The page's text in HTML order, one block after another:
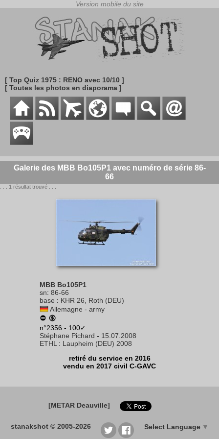
[ Top Quiz 1975 : RENO avec 10/10 ]
[ Toutes les photos en diaporama ]
Galerie des MBB Bo105P1 avec numéro de série 86-
66
. . . 1 résultat trouvé . . .
MBB Bo105P1
sn: 86-66
base : KHR 26, Roth (DEU)
Allemagne - army
n°2356 - 100✓
Stéphane Pichard - 15.07.2008
ETHL : Laupheim (DEU) 2008
retiré du service en 2016
vendu en 2017 civil C-GAVC
[METAR Deauville]
stanakshot © 2005-2026 Select Language ▼